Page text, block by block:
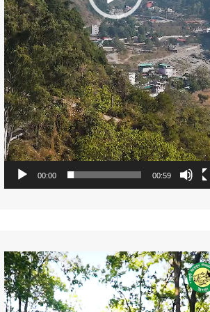
00:00 00:59
Video
Player